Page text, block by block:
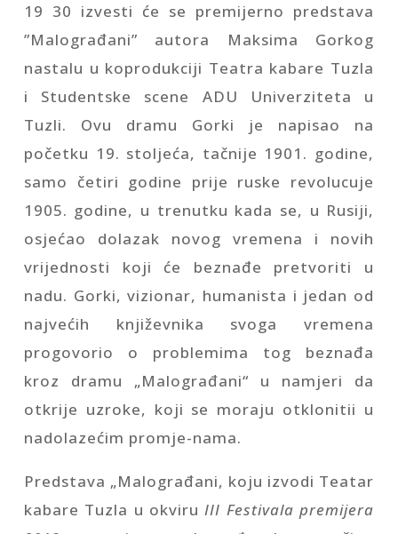
19 30 izvesti će se premijerno predstava
”Malograđani” autora Maksima Gorkog
nastalu u koprodukciji Teatra kabare Tuzla
i Studentske scene ADU Univerziteta u
Tuzli. Ovu dramu Gorki je napisao na
početku 19. stoljeća, tačnije 1901. godine,
samo četiri godine prije ruske revolucuje
1905. godine, u trenutku kada se, u Rusiji,
osjećao dolazak novog vremena i novih
vrijednosti koji će beznađe pretvoriti u
nadu. Gorki, vizionar, humanista i jedan od
najvećih književnika svoga vremena
progovorio o problemima tog beznađa
kroz dramu „Malograđani“ u namjeri da
otkrije uzroke, koji se moraju otklonitii u
nadolazećim promje-nama.
Predstava „Malograđani, koju izvodi Teatar
kabare Tuzla u okviruIII Festivala premijera